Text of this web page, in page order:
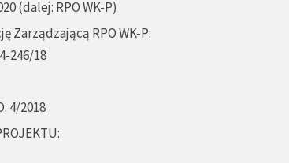
(dalej: RPO WK-P)
RPO WK-P:
246/18
4/2018